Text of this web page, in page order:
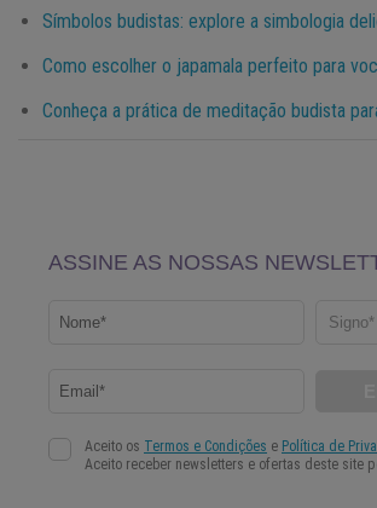
Símbolos budistas: explore a simbologia
Como escolher o japamala perfeito para
Conheça a prática de meditação budista